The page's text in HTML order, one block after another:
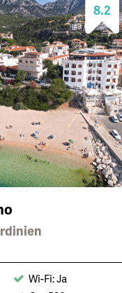
8.2
Wi-Fi: Ja